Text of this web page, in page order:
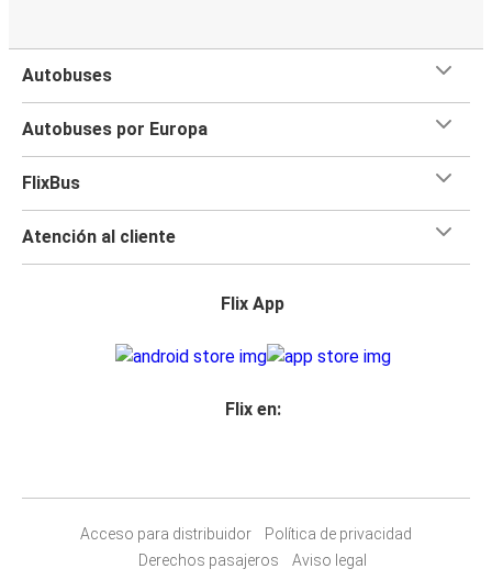
Autobuses
Autobuses por Europa
FlixBus
Atención al cliente
Flix App
Flix en:
Acceso para distribuidor
Política de privacidad
Derechos pasajeros
Aviso legal